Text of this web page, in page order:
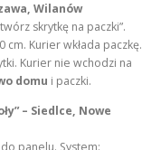
Wilanów
skrytkę na paczki”.
cm. Kurier wkłada paczkę.
Kurier nie wchodzi na
domu i paczki.
– Siedlce, Nowe